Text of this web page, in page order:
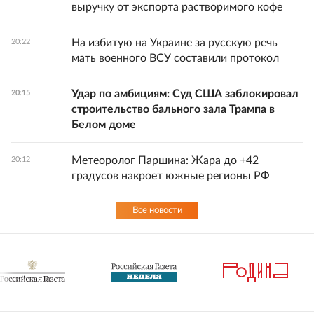
выручку от экспорта растворимого кофе
20:22
На избитую на Украине за русскую речь
мать военного ВСУ составили протокол
20:15
Удар по амбициям: Суд США заблокировал
строительство бального зала Трампа в
Белом доме
20:12
Метеоролог Паршина: Жара до +42
градусов накроет южные регионы РФ
Все новости